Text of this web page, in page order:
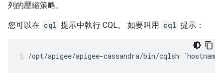
列的壓縮策略。
您可以在 cql 提示中執行 CQL。 如要叫用 cql 提示：
/opt/apigee/apigee-cassandra/bin/cqlsh